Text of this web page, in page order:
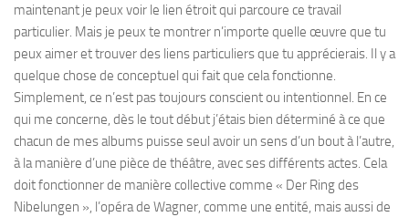
maintenant je peux voir le lien étroit qui parcoure ce travail
particulier. Mais je peux te montrer n’importe quelle œuvre que tu
peux aimer et trouver des liens particuliers que tu apprécierais. Il y a
quelque chose de conceptuel qui fait que cela fonctionne.
Simplement, ce n’est pas toujours conscient ou intentionnel. En ce
qui me concerne, dès le tout début j’étais bien déterminé à ce que
chacun de mes albums puisse seul avoir un sens d’un bout à l’autre,
à la manière d’une pièce de théâtre, avec ses différents actes. Cela
doit fonctionner de manière collective comme « Der Ring des
Nibelungen », l’opéra de Wagner, comme une entité, mais aussi de